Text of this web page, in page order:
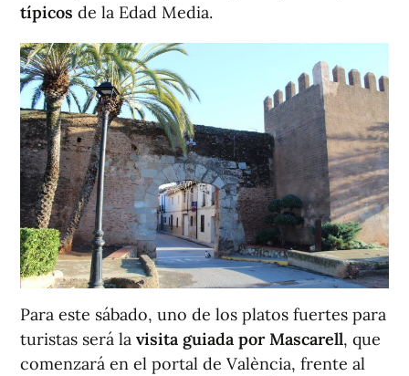
típicos de la Edad Media.
Para este sábado, uno de los platos fuertes para
turistas será la visita guiada por Mascarell, que
comenzará en el portal de València, frente al